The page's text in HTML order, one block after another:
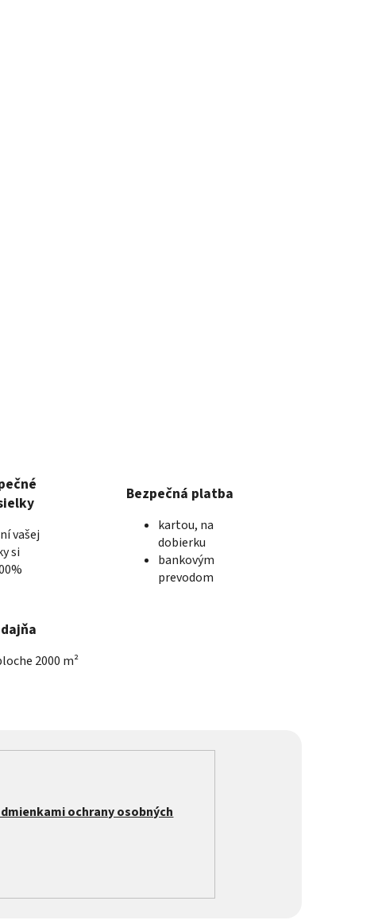
vašej
si
Bezpečná platba
kartou, na
dobierku
bankovým
prevodom
2000 m²
ochrany osobných